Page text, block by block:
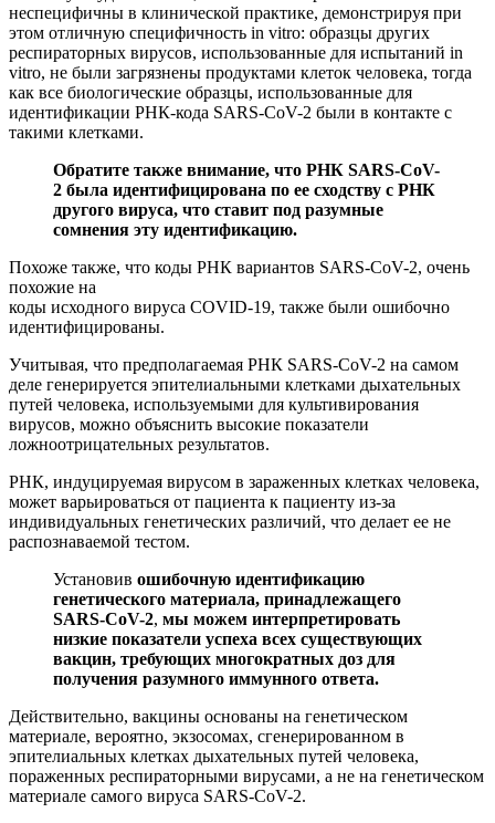
неспецифичны в клинической практике, демонстрируя при
этом отличную специфичность in vitro: образцы других
респираторных вирусов, использованные для испытаний in
vitro, не были загрязнены продуктами клеток человека, тогда
как все биологические образцы, использованные для
идентификации РНК-кода SARS-CoV-2 были в контакте с
такими клетками.
Обратите также внимание, что РНК SARS-CoV-
2 была идентифицирована по ее сходству с РНК
другого вируса, что ставит под разумные
сомнения эту идентификацию.
Похоже также, что коды РНК вариантов SARS-CoV-2, очень
похожие на
коды исходного вируса COVID-19, также были ошибочно
идентифицированы.
Учитывая, что предполагаемая РНК SARS-CoV-2 на самом
деле генерируется эпителиальными клетками дыхательных
путей человека, используемыми для культивирования
вирусов, можно объяснить высокие показатели
ложноотрицательных результатов.
РНК, индуцируемая вирусом в зараженных клетках человека,
может варьироваться от пациента к пациенту из-за
индивидуальных генетических различий, что делает ее не
распознаваемой тестом.
Установив ошибочную идентификацию
генетического материала, принадлежащего
SARS-CoV-2, мы можем интерпретировать
низкие показатели успеха всех существующих
вакцин, требующих многократных доз для
получения разумного иммунного ответа.
Действительно, вакцины основаны на генетическом
материале, вероятно, экзосомах, сгенерированном в
эпителиальных клетках дыхательных путей человека,
пораженных респираторными вирусами, а не на генетическом
материале самого вируса SARS-CoV-2.